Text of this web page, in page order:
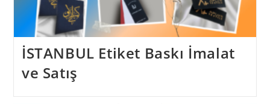
İSTANBUL Etiket Baskı İmalat
ve Satış